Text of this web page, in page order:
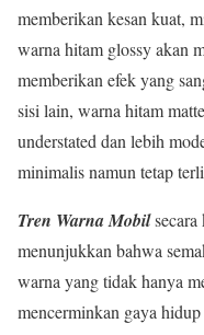
memberikan kesan kuat,
warna hitam glossy akan
memberikan efek yang
sisi lain, warna hitam
understated dan lebih
minimalis namun tetap
Tren Warna Mobil
menunjukkan bahwa
warna yang tidak hanya
mencerminkan gaya